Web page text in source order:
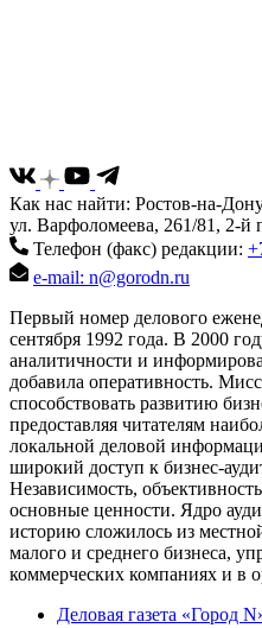
Как нас найти: Ростов-на-
ул. Варфоломеева, 261/81, 2-й
Телефон (факс) редакции:
e-mail: n@gorodn.ru
Первый номер делового
сентября 1992 года. В 2000
аналитичности и
добавила оперативность.
способствовать развитию
предоставляя читателям
локальной деловой
широкий доступ к бизнес-
Независимость,
основные ценности. Ядро
историю сложилось из
малого и среднего бизнеса,
коммерческих компаниях и в
Деловая газета «Город